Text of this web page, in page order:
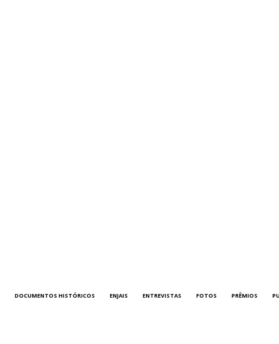
DOCUMENTOS HISTÓRICOS ENJAIS ENTREVISTAS FOTOS PRÊMIOS